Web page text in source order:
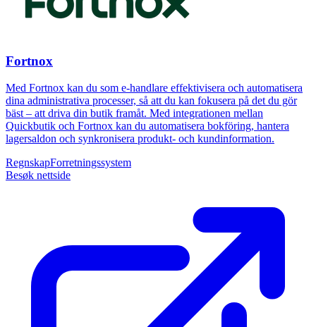
Fortnox
Med Fortnox kan du som e-handlare effektivisera och automatisera
dina administrativa processer, så att du kan fokusera på det du gör
bäst – att driva din butik framåt. Med integrationen mellan
Quickbutik och Fortnox kan du automatisera bokföring, hantera
lagersaldon och synkronisera produkt- och kundinformation.
RegnskapForretningssystem
Besøk nettside